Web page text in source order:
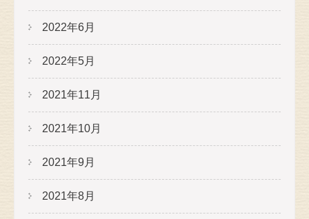
2022年6月
2022年5月
2021年11月
2021年10月
2021年9月
2021年8月